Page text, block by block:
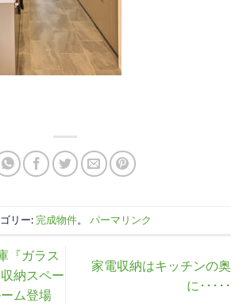
リー:完成物件。 パーマリンク
『ガラス
納スペー
ム登場
家電収納はキッチンの奥
に･････